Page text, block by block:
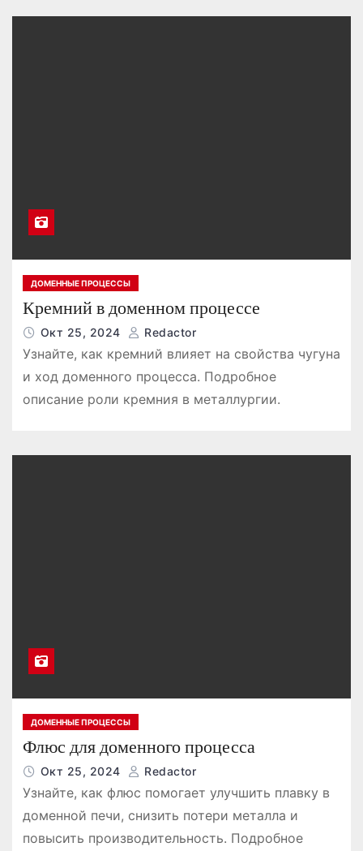
ДОМЕННЫЕ ПРОЦЕССЫ
Кремний в доменном процессе
Окт 25, 2024 Redactor
Узнайте, как кремний влияет на свойства чугуна
и ход доменного процесса. Подробное
описание роли кремния в металлургии.
ДОМЕННЫЕ ПРОЦЕССЫ
Флюс для доменного процесса
Окт 25, 2024 Redactor
Узнайте, как флюс помогает улучшить плавку в
доменной печи, снизить потери металла и
повысить производительность. Подробное